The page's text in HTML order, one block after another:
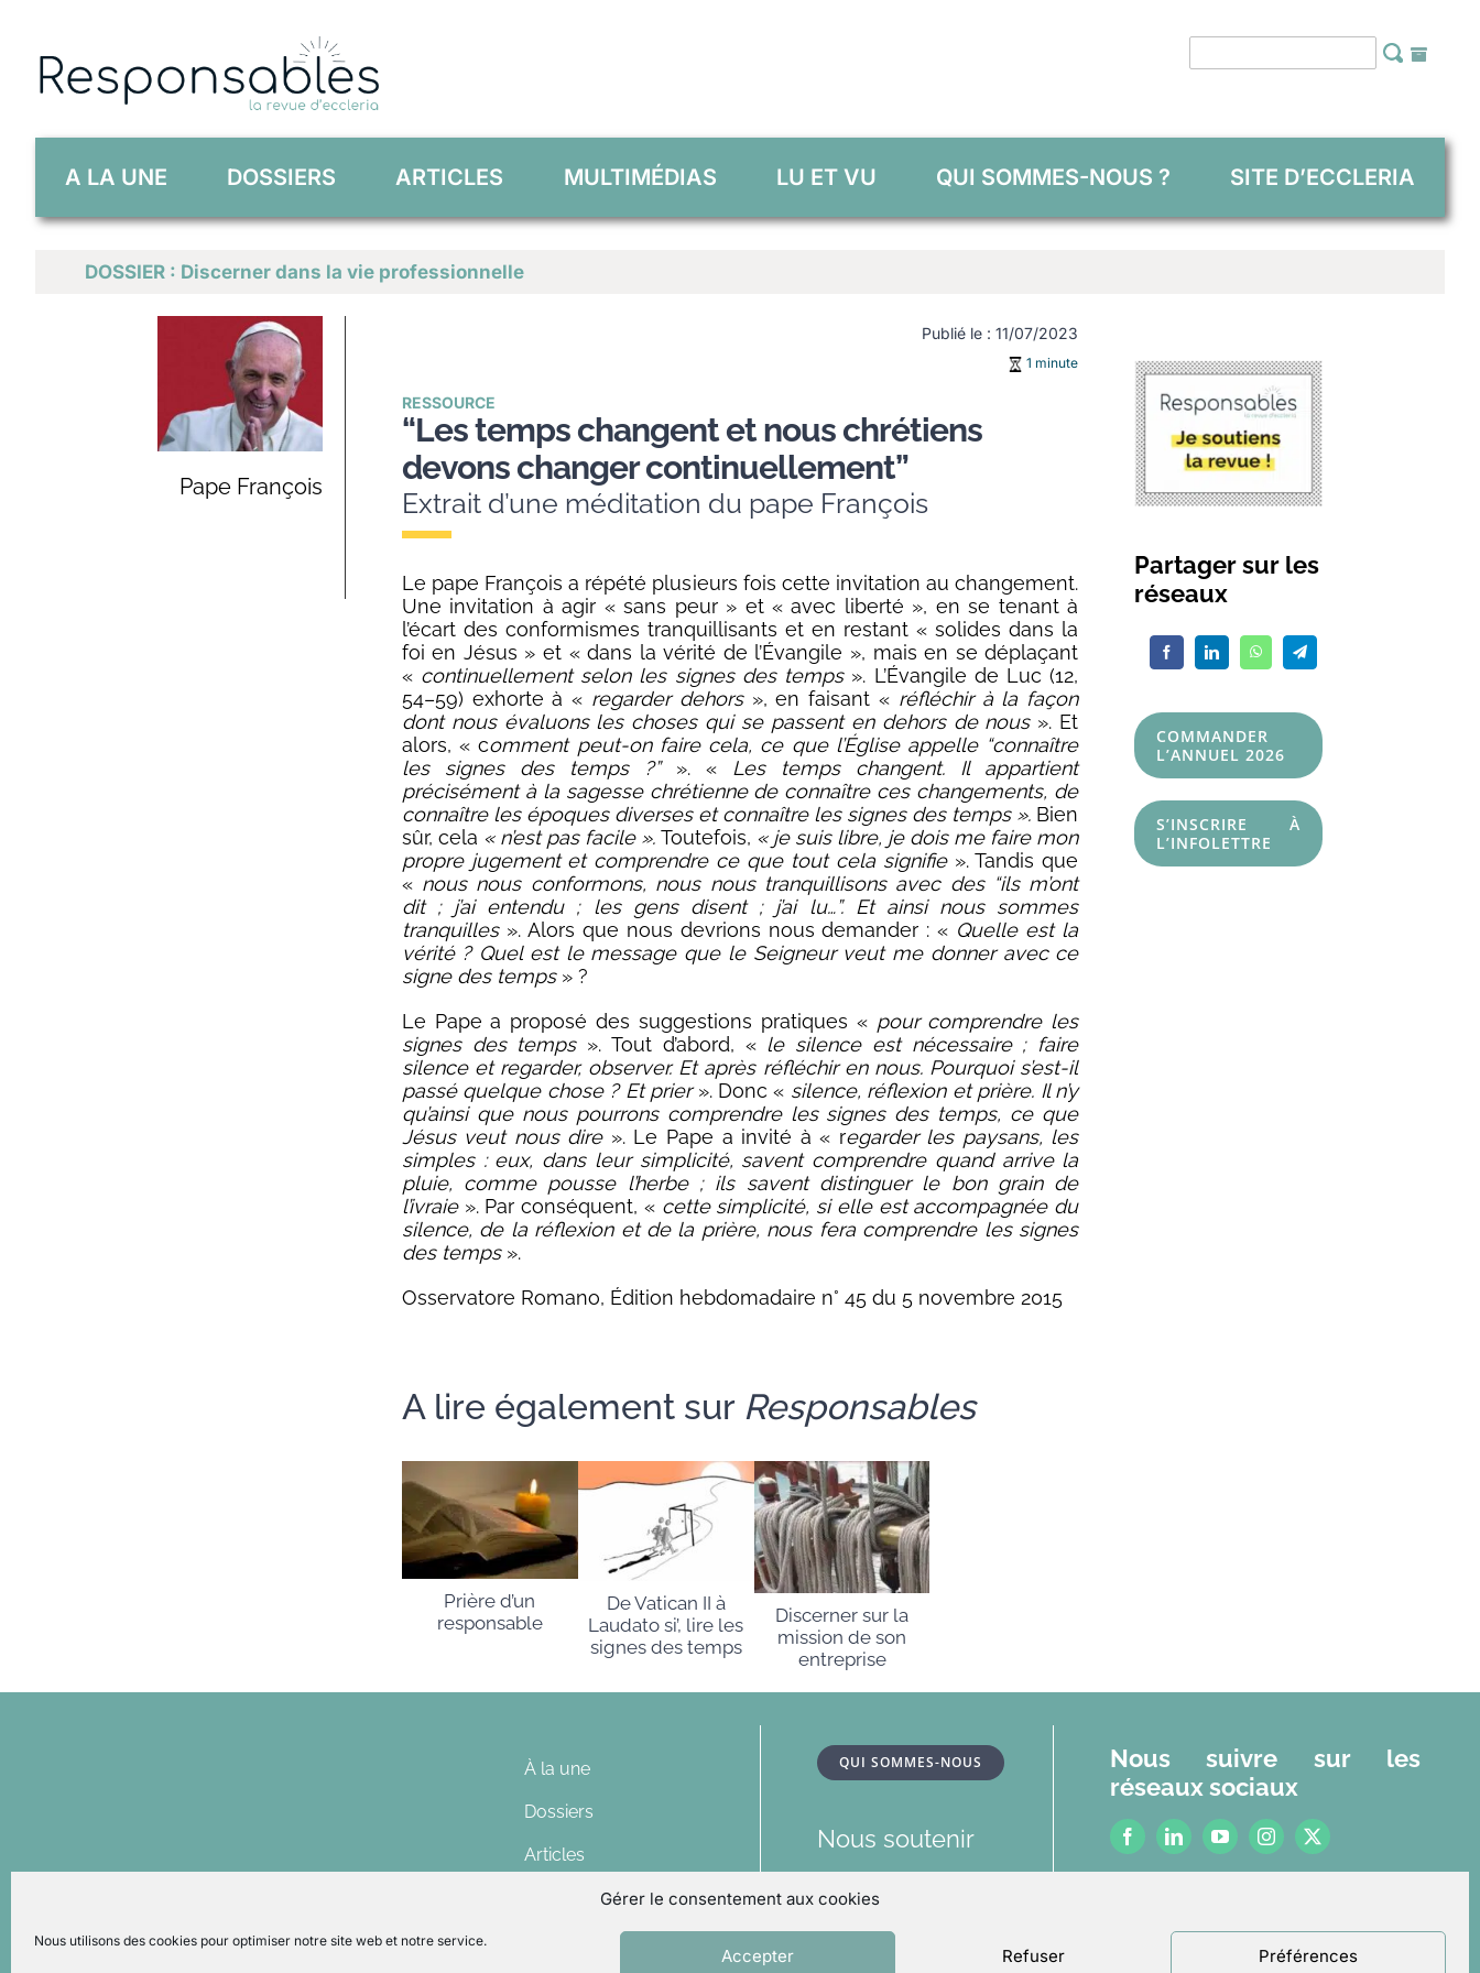
Gérer le consentement aux cookies
Nous utilisons des cookies pour optimiser notre site web et notre service.
Accepter Refuser Préférences
content
A LA UNE DOSSIERS ARTICLES MULTIMÉDIAS LU ET VU QUI SOMMES-NOUS ? SITE D’ECCLERIA
DOSSIER : Discerner dans la vie professionnelle
Pape François
Publié le : 11/07/2023
1 minute
RESSOURCE
“Les temps changent et nous chrétiens
devons changer continuellement”
Extrait d’une méditation du pape François
Le pape François a répété plusieurs fois cette invitation au changement.
Une invitation à agir « sans peur » et « avec liberté », en se tenant à
l’écart des conformismes tranquillisants et en restant « solides dans la
foi en Jésus » et « dans la vérité de l’Évangile », mais en se déplaçant
« continuellement selon les signes des temps». L’Évangile de Luc (12,
54–59) exhorte à « regarder dehors», en faisant « réfléchir à la façon
dont nous évaluons les choses qui se passent en dehors de nous». Et
alors, « comment peut-on faire cela, ce que l’Église appelle “connaître
les signes des temps ?”». « Les temps changent. Il appartient
précisément à la sagesse chrétienne de connaître ces changements, de
connaître les époques diverses et connaître les signes des temps ». Bien
sûr, cela « n’est pas facile ». Toutefois, « je suis libre, je dois me faire mon
propre jugement et comprendre ce que tout cela signifie». Tandis que
« nous nous conformons, nous nous tranquillisons avec des “ils m’ont
dit ; j’ai entendu ; les gens disent ; j’ai lu…”. Et ainsi nous sommes
tranquilles». Alors que nous devrions nous demander : « Quelle est la
vérité ? Quel est le message que le Seigneur veut me donner avec ce
signe des temps» ?
Le Pape a proposé des suggestions pratiques « pour comprendre les
signes des temps». Tout d’abord, « le silence est nécessaire ; faire
silence et regarder, observer. Et après réfléchir en nous. Pourquoi s’est-il
passé quelque chose ? Et prier». Donc « silence, réflexion et prière. Il n’y
qu’ainsi que nous pourrons comprendre les signes des temps, ce que
Jésus veut nous dire». Le Pape a invité à « regarder les paysans, les
simples : eux, dans leur simplicité, savent comprendre quand arrive la
pluie, comme pousse l’herbe ; ils savent distinguer le bon grain de
l’ivraie». Par conséquent, « cette simplicité, si elle est accompagnée du
silence, de la réflexion et de la prière, nous fera comprendre les signes
des temps».
Osservatore Romano, Édition hebdomadaire n° 45 du 5 novembre 2015
A lire également sur Responsables
Prière d’un
responsable
De Vatican II à
Laudato si’, lire les
signes des temps
Discerner sur la
mission de son
entreprise
Partager sur les
réseaux
COMMANDER
L’ANNUEL 2026
S’INSCRIRE À
L’INFOLETTRE
À la une
Dossiers
Articles
Multimédias
QUI SOMMES-NOUS
Nous soutenir
Nous contacter
Relations presse
Nous suivre sur les
réseaux sociaux
Politique de confidentialité